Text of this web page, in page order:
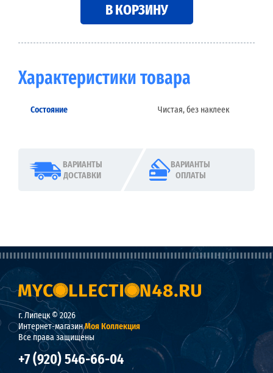
В КОРЗИНУ
Характеристики товара
Состояние Чистая, без наклеек
ВАРИАНТЫ
ДОСТАВКИ
ВАРИАНТЫ
ОПЛАТЫ
г. Липецк © 2026
Интернет-магазинМоя Коллекция
Все права защищены
+7 (920) 546-66-04